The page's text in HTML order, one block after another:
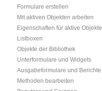
Formulare erstellen
Mit aktiven Objekten arbeiten
Eigenschaften für aktive Objekte
Listboxen
Objekte der Bibliothek
Unterformulare und Widgets
Ausgabeformulare und Berichte
Methoden bearbeiten